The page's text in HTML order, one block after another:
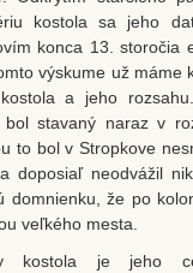
kostola sa jeho
konca 13. storočia
výskume už máme
a jeho
stavaný naraz v
to bol v Stropkove
doposiaľ neodvážil
domnienku, že po
veľkého mesta.
kostola je jeho